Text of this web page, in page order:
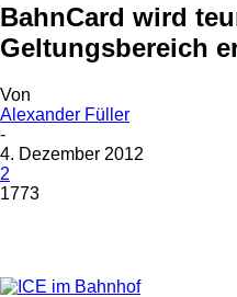
BahnCard wird
Geltungsbereich
Von
Alexander Füller
-
4. Dezember 2012
2
1773